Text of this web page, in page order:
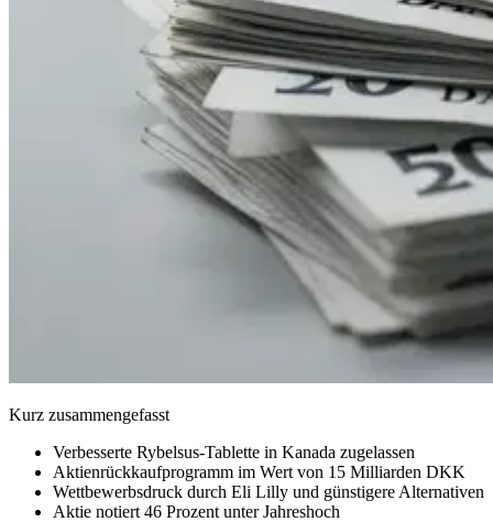
Kurz zusammengefasst
Verbesserte Rybelsus-Tablette in Kanada zugelassen
Aktienrückkaufprogramm im Wert von 15 Milliarden DKK
Wettbewerbsdruck durch Eli Lilly und günstigere Alternativen
Aktie notiert 46 Prozent unter Jahreshoch